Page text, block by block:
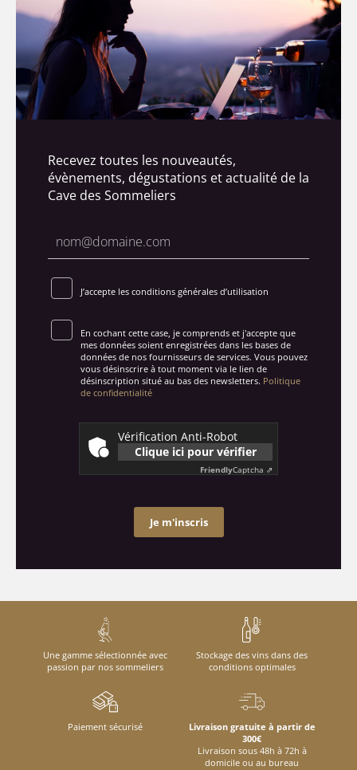
Recevez toutes les nouveautés,
évènements, dégustations et actualité de la
Cave des Sommeliers
J’accepte les conditions générales d’utilisation
En cochant cette case, je comprends et j'accepte que
mes données soient enregistrées dans les bases de
données de nos fournisseurs de services. Vous pouvez
vous désinscrire à tout moment via le lien de
désinscription situé au bas des newsletters. Politique
de confidentialité
Vérification Anti-Robot
Clique ici pour vérifier
FriendlyCaptcha ⇗
Je m'inscris
Une gamme sélectionnée avec
passion par nos sommeliers
Stockage des vins dans des
conditions optimales
Paiement sécurisé
Livraison gratuite à partir de
300€
Livraison sous 48h à 72h à
domicile ou au bureau